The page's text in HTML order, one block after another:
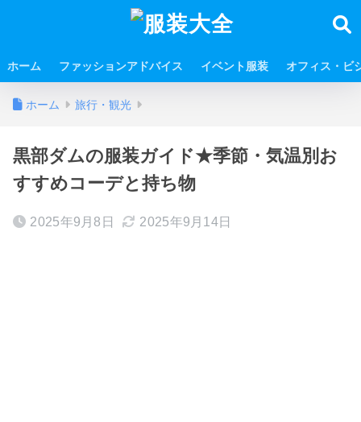
ホーム ファッションアドバイス イベント服装 オフィス・ビ
ホーム 旅行・観光
黒部ダムの服装ガイド★季節・気温別お
すすめコーデと持ち物
2025年9月8日 2025年9月14日